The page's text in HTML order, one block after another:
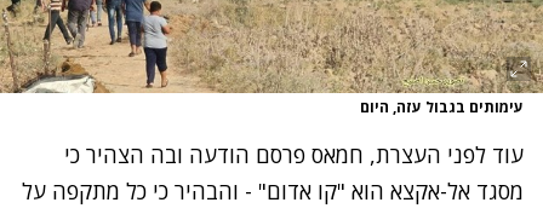
עימותים בגבול עזה, היום
עוד לפני העצרת, חמאס פרסם הודעה ובה הצהיר כי
מסגד אל-אקצא הוא "קו אדום" - והבהיר כי כל מתקפה על